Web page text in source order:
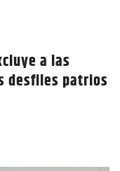
a las
desfiles patrios